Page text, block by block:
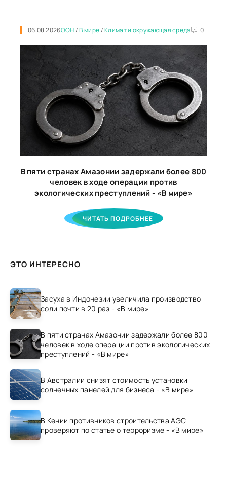
06.08.2026ООН/В мире/Климат и окружающая среда 0
В пяти странах Амазонии задержали более 800
человек в ходе операции против
экологических преступлений - «В мире»
ЧИТАТЬ ПОДРОБНЕЕ
ЭТО ИНТЕРЕСНО
Засуха в Индонезии увеличила производство
соли почти в 20 раз - «В мире»
В пяти странах Амазонии задержали более 800
человек в ходе операции против экологических
преступлений - «В мире»
В Австралии снизят стоимость установки
солнечных панелей для бизнеса - «В мире»
В Кении противников строительства АЭС
проверяют по статье о терроризме - «В мире»